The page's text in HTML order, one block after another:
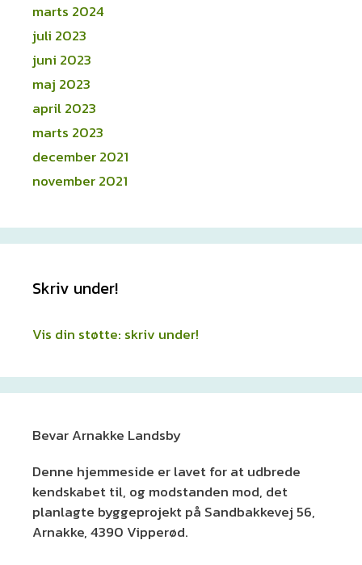
marts 2024
juli 2023
juni 2023
maj 2023
april 2023
marts 2023
december 2021
november 2021
Skriv under!
Vis din støtte: skriv under!
Bevar Arnakke Landsby
Denne hjemmeside er lavet for at udbrede
kendskabet til, og modstanden mod, det
planlagte byggeprojekt på Sandbakkevej 56,
Arnakke, 4390 Vipperød.